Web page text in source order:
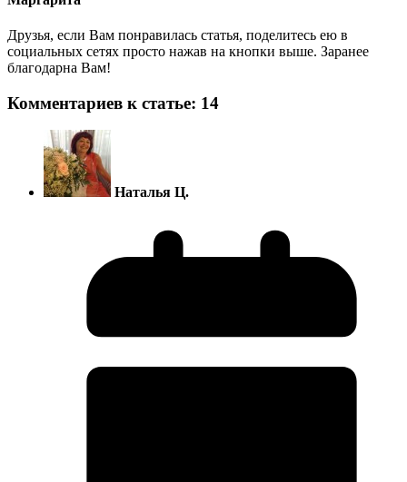
Друзья, если Вам понравилась статья, поделитесь ею в
социальных сетях просто нажав на кнопки выше. Заранее
благодарна Вам!
Комментариев к статье: 14
Наталья Ц.